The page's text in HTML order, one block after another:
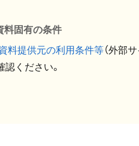
料固有の条件
料提供元の利用条件等（外部
認ください。